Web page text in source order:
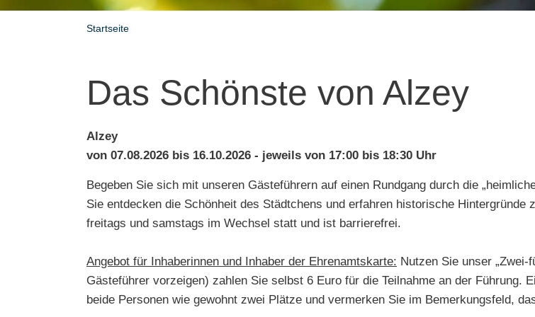
Startseite
Das Schönste von Alzey
Alzey
von 07.08.2026 bis 16.10.2026 - jeweils von 17:00 bis 18:30 Uhr
Begeben Sie sich mit unseren Gästeführern auf einen Rundgang durch die
Sie entdecken die Schönheit des Städtchens und erfahren historische
freitags und samstags im Wechsel statt und ist barrierefrei.
Angebot für Inhaberinnen und Inhaber der Ehrenamtskarte: Nutzen Sie unser
Gästeführer vorzeigen) zahlen Sie selbst 6 Euro für die Teilnahme an der Führung.
beide Personen wie gewohnt zwei Plätze und vermerken Sie im Bemerkungsfeld,